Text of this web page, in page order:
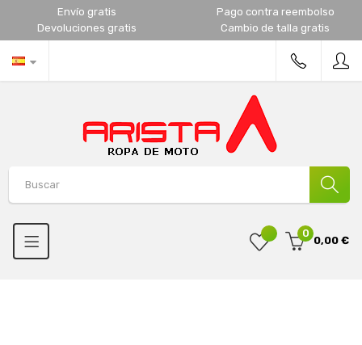
Envío gratis
Pago contra reembolso
Devoluciones gratis
Cambio de talla gratis
0
0,00 €